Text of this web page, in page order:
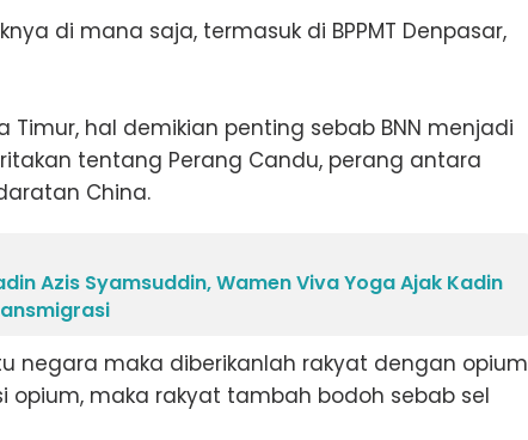
di mana saja, termasuk di BPPMT Denpasar,
Timur, hal demikian penting sebab BNN menjadi
tentang Perang Candu, perang antara
China.
Azis Syamsuddin, Wamen Viva Yoga Ajak Kadin
negara maka diberikanlah rakyat dengan opium
opium, maka rakyat tambah bodoh sebab sel